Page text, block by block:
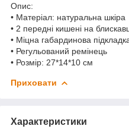
Опис:
• Матеріал: натуральна шкіра
• 2 передні кишені на
• Міцна габардинова
• Регульований ремінець
• Розмір: 27*14*10 см
Приховати
Характеристики